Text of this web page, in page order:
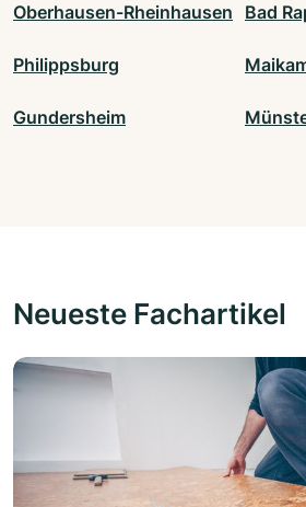
Oberhausen-Rheinhausen Bad
Philippsburg
Gundersheim
Neueste Fachartikel